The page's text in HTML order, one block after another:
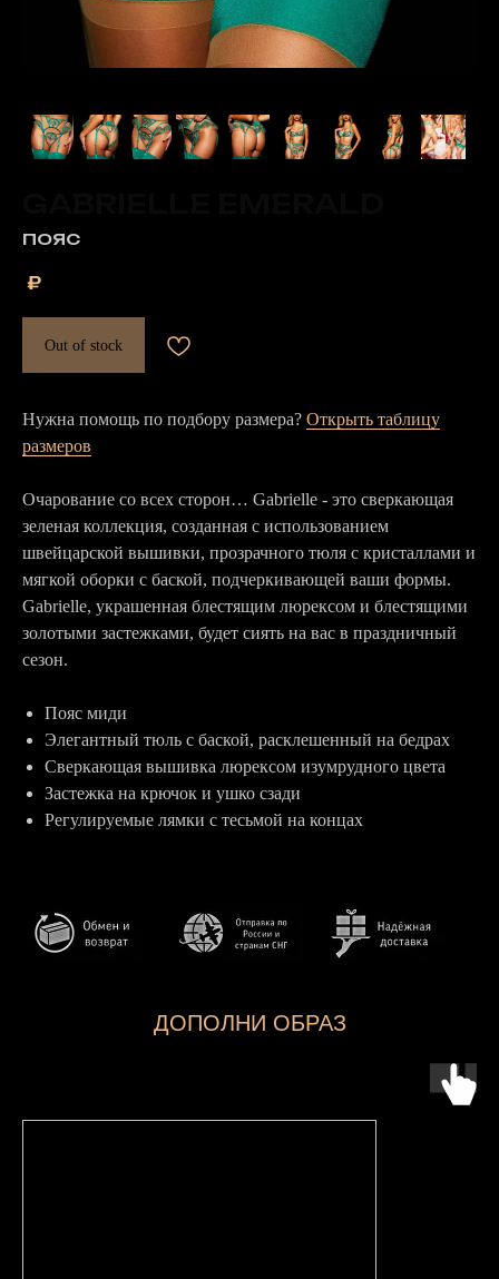
ПОЯС
₽
Out of stock
Нужна помощь по подбору размера? Открыть таблицу
размеров
Очарование со всех сторон… Gabrielle - это сверкающая
зеленая коллекция, созданная с использованием
швейцарской вышивки, прозрачного тюля с кристаллами и
мягкой оборки с баской, подчеркивающей ваши формы.
Gabrielle, украшенная блестящим люрексом и блестящими
золотыми застежками, будет сиять на вас в праздничный
сезон.
Пояс миди
Элегантный тюль с баской, расклешенный на бедрах
Сверкающая вышивка люрексом изумрудного цвета
Застежка на крючок и ушко сзади
Регулируемые лямки с тесьмой на концах
ДОПОЛНИ ОБРАЗ